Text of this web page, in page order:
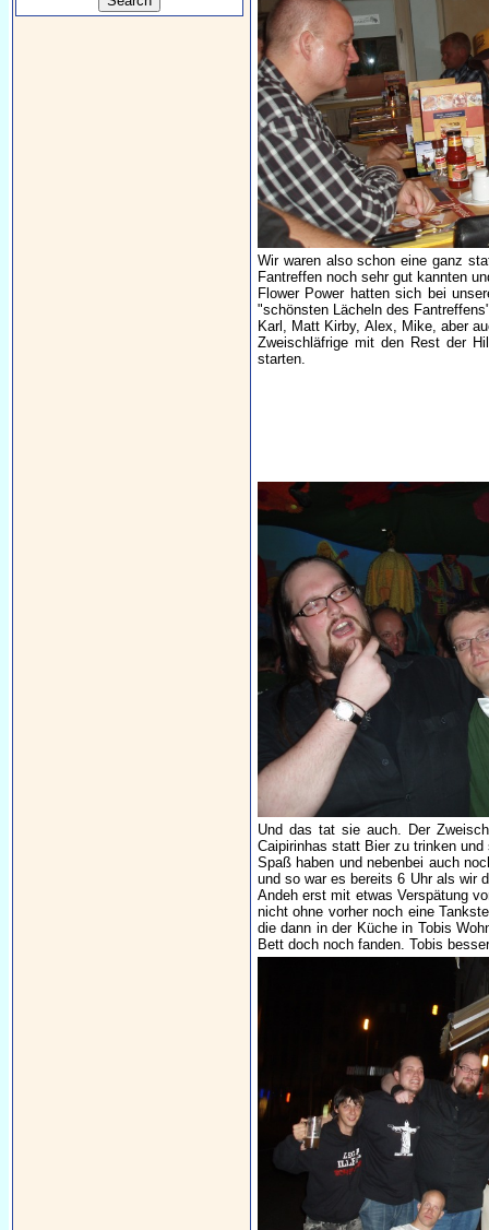
Wir waren also schon eine ganz
Fantreffen noch sehr gut kannten
Flower Power hatten sich bei
"schönsten Lächeln des
Karl, Matt Kirby, Alex, Mike, aber
Zweischläfrige mit den Rest der
starten.
Und das tat sie auch. Der
Caipirinhas statt Bier zu trinken
Spaß haben und nebenbei auch
und so war es bereits 6 Uhr als wir
Andeh erst mit etwas Verspätung
nicht ohne vorher noch eine
die dann in der Küche in Tobis
Bett doch noch fanden. Tobis